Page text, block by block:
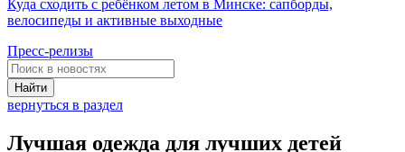
Куда сходить с ребёнком летом в Минске: сапборды,
велосипеды и активные выходные
Пресс-релизы
Найти
вернуться в раздел
Лучшая одежда для лучших детей